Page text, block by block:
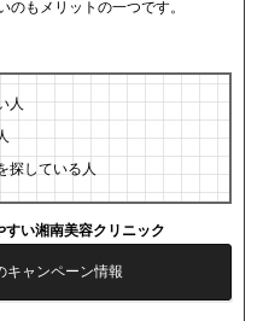
もメリットの一つです。
人
探している人
い湘南美容クリニック
キャンペーン情報